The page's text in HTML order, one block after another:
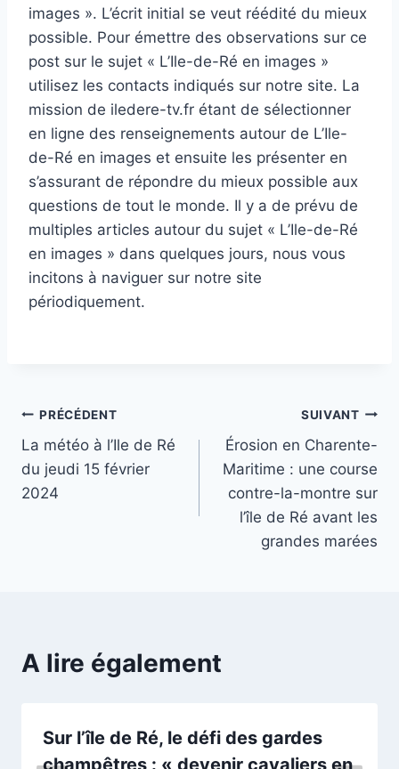
images ». L’écrit initial se veut réédité du mieux
possible. Pour émettre des observations sur ce
post sur le sujet « L’Ile-de-Ré en images »
utilisez les contacts indiqués sur notre site. La
mission de iledere-tv.fr étant de sélectionner
en ligne des renseignements autour de L’Ile-
de-Ré en images et ensuite les présenter en
s’assurant de répondre du mieux possible aux
questions de tout le monde. Il y a de prévu de
multiples articles autour du sujet « L’Ile-de-Ré
en images » dans quelques jours, nous vous
incitons à naviguer sur notre site
périodiquement.
Navigation
de
l’article
PRÉCÉDENT
La météo à l’Ile de Ré
du jeudi 15 février
2024
SUIVANT
Érosion en Charente-
Maritime : une course
contre-la-montre sur
l’île de Ré avant les
grandes marées
A lire également
Sur l’île de Ré, le défi des gardes
champêtres : « devenir cavaliers en